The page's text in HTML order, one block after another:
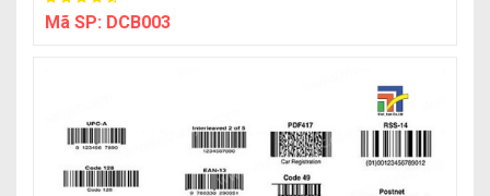
Mã SP: DCB003